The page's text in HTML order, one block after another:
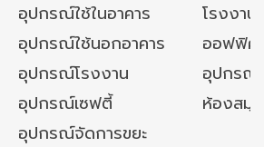
อุปกรณ์ใช้ในอาคาร
โรงงา
อุปกรณ์ใช้นอกอาคาร
ออฟฟิศ/
อุปกรณ์โรงงาน
อุปกรณ์
อุปกรณ์เซฟตี้
ห้องสมุ
อุปกรณ์จัดการขยะ